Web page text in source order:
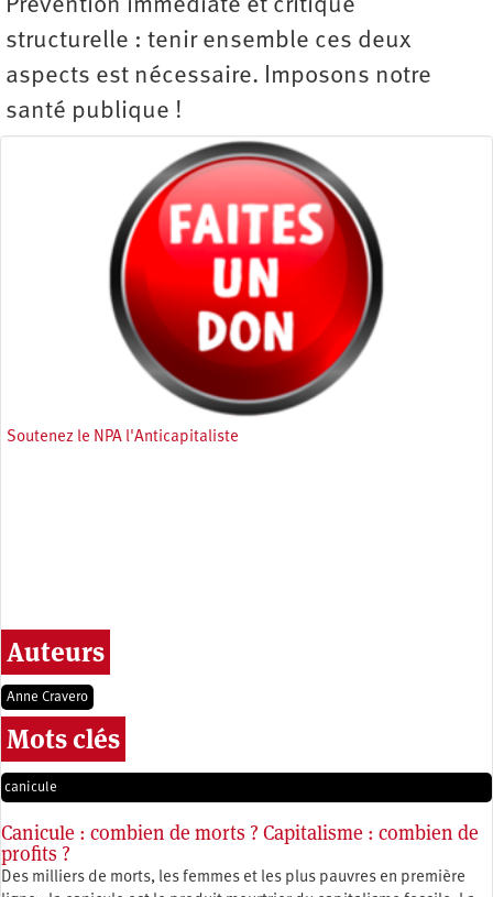
Prévention immédiate et critique
structurelle : tenir ensemble ces deux
aspects est nécessaire. Imposons notre
santé publique !
Soutenez le NPA l'Anticapitaliste
Auteurs
Anne Cravero
Mots clés
canicule
Canicule : combien de morts ? Capitalisme : combien de
profits ?
Des milliers de morts, les femmes et les plus pauvres en première